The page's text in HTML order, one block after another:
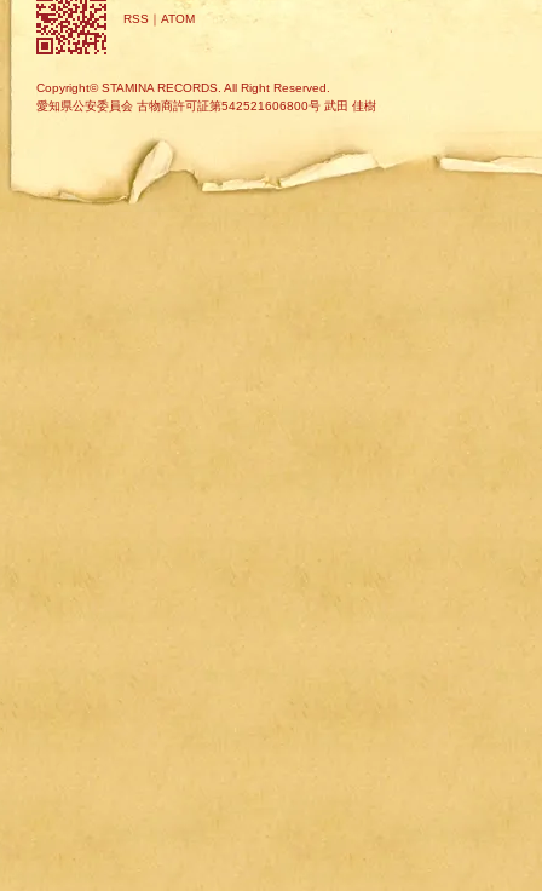
RSS ｜ ATOM
Copyright© STAMINA RECORDS. All Right Reserved.
愛知県公安委員会 古物商許可証第542521606800号 武田 佳樹